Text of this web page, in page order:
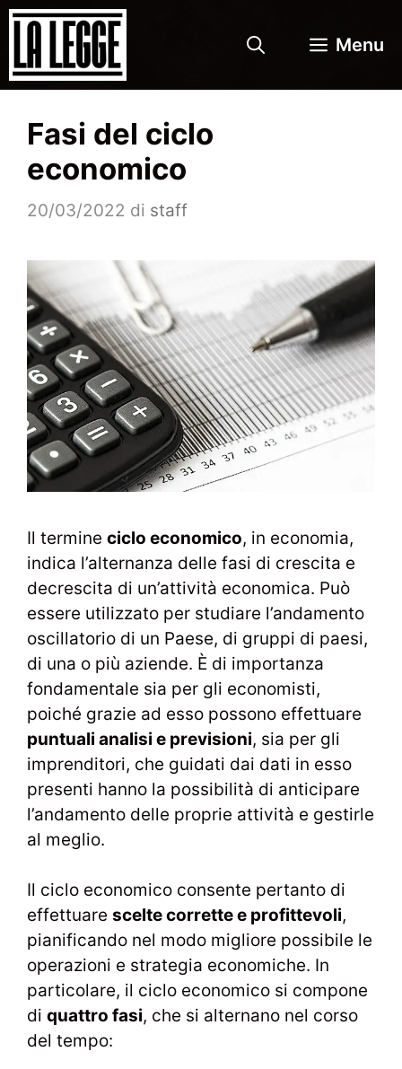
Vai
contenuto
Menu
Fasi del ciclo
economico
20/03/2022 di staff
Il termine ciclo economico, in economia,
indica l’alternanza delle fasi di crescita e
decrescita di un’attività economica. Può
essere utilizzato per studiare l’andamento
oscillatorio di un Paese, di gruppi di paesi,
di una o più aziende. È di importanza
fondamentale sia per gli economisti,
poiché grazie ad esso possono effettuare
puntuali analisi e previsioni, sia per gli
imprenditori, che guidati dai dati in esso
presenti hanno la possibilità di anticipare
l’andamento delle proprie attività e gestirle
al meglio.
Il ciclo economico consente pertanto di
effettuare scelte corrette e profittevoli,
pianificando nel modo migliore possibile le
operazioni e strategia economiche. In
particolare, il ciclo economico si compone
di quattro fasi, che si alternano nel corso
del tempo: